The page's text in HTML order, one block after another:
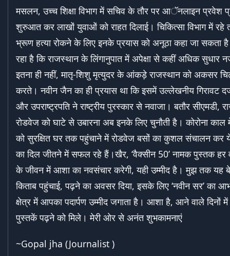
मसलन, उच्च शिक्षा विभाग में सचिव के तौर पर आॅनलाइन प्रवेश
शुरुआत कर लाखों युवाओं को राहत दिलाई। चिकित्सा विभाग में रहे
भ्रूण हत्या रोकने के लिए इनके प्रयास को अनूठा कहा जा सकता
रहा है कि राजस्थान के लिंगानुपात में अपेक्षा से कहीं अधिक सुधार
इतना ही नहीं, मातृ-शिशु मृत्युदर के आंकड़े राजस्थान को अकसर
करते। नवीन जैन का ही प्रयास था कि इसमें उल्लेखनीय गिरावट
और उपराष्ट्रपति ने राष्ट्रीय पुरस्कार से नवाजा। बतौर सीएमडी,
रोडवेज को घाटे से उबारना अब इनके लिए चुनौती है। कोरोना
को सुरक्षित घर तक पहुंचाने में रोडवेज बसों का कुशल संचालन
का दिल जीतने में सफल रहे हैं।खैर, ‘वैक्सीन 50’ नामक पुस्तक हर
के जीवन में आशा का नवसंचार करेगी, यही उम्मीद है। मुझ तक यह
किताब पहुंचाई, पढ़ने का अवसर दिया, इसके लिए ‘नवीन सर’ का
क्षेत्र में आपका पदार्पण उम्मीद जगाता है। आशा है, आने वाले
पुस्तकें पढ़ने को मिले। मेरी ओर से अनंत शुभकामनाएं
~Gopal jha (Journalist )